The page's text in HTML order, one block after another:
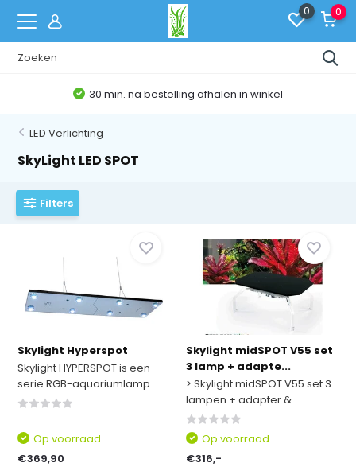
0 0
30 min. na bestelling afhalen in winkel
LED Verlichting
SkyLight LED SPOT
Filters
Skylight Hyperspot
Skylight HYPERSPOT is een
serie RGB-aquariumlamp...
Op voorraad
€369,90
Skylight midSPOT V55 set
3 lamp + adapte...
> Skylight midSPOT V55 set 3
lampen + adapter & ...
Op voorraad
€316,-